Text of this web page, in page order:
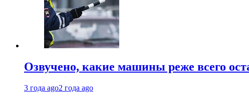
Озвучено, какие машины реже всего
3 года ago2 года ago